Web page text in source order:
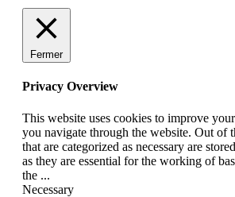
Fermer
Privacy Overview
This website uses cookies to improve
you navigate through the website. Out of
that are categorized as necessary are
as they are essential for the working of
the ...
Necessary